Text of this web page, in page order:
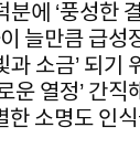
에 ‘풍성한
늘만큼 급성
소금’ 되기
운 열정’ 간직
한 소명도 인